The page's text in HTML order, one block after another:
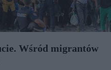
Wśród migrantów